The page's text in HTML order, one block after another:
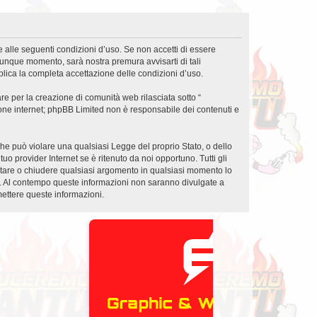
alle seguenti condizioni d’uso. Se non accetti di essere
momento, sarà nostra premura avvisarti di tali
la completa accettazione delle condizioni d’uso.
per la creazione di comunità web rilasciata sotto “
internet; phpBB Limited non è responsabile dei contenuti e
può violare una qualsiasi Legge del proprio Stato, o dello
provider Internet se è ritenuto da noi opportuno. Tutti gli
o chiudere qualsiasi argomento in qualsiasi momento lo
contempo queste informazioni non saranno divulgate a
queste informazioni.